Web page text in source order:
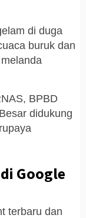
di duga
buruk dan
BPBD
didukung
Google
terbaru dan